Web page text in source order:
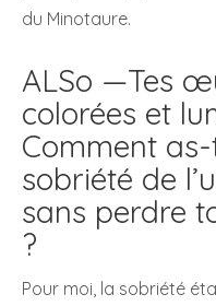
du Minotaure.
ALSo —Tes
colorées et
Comment
sobriété de
sans perdre
?
Pour moi, la sobriété